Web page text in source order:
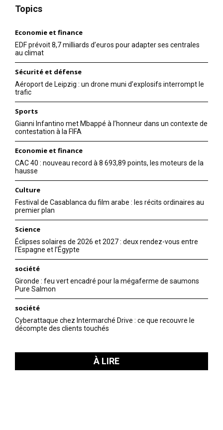
Topics
Economie et finance
EDF prévoit 8,7 milliards d’euros pour adapter ses centrales
au climat
Sécurité et défense
Aéroport de Leipzig : un drone muni d’explosifs interrompt le
trafic
Sports
Gianni Infantino met Mbappé à l’honneur dans un contexte de
contestation à la FIFA
Economie et finance
CAC 40 : nouveau record à 8 693,89 points, les moteurs de la
hausse
Culture
Festival de Casablanca du film arabe : les récits ordinaires au
premier plan
Science
Éclipses solaires de 2026 et 2027 : deux rendez-vous entre
l’Espagne et l’Égypte
société
Gironde : feu vert encadré pour la mégaferme de saumons
Pure Salmon
société
Cyberattaque chez Intermarché Drive : ce que recouvre le
décompte des clients touchés
À LIRE